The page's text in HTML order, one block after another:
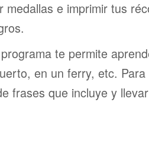
medallas e imprimir tus
te permite
en un ferry, etc.
frases que incluye y